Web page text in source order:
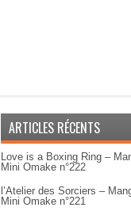
ARTICLES RÉCENTS
Love is a Boxing Ring –
Mini Omake n°222
l’Atelier des Sorciers –
Mini Omake n°221